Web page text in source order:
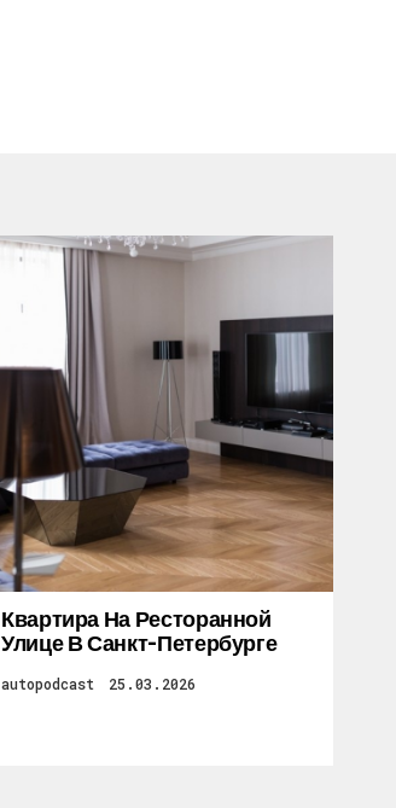
Квартира На Ресторанной
Улице В Санкт-Петербурге
autopodcast 25.03.2026